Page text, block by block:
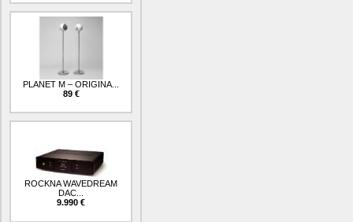
PLANET M – ORIGINA...
89 €
ROCKNA WAVEDREAM
DAC...
9.990 €